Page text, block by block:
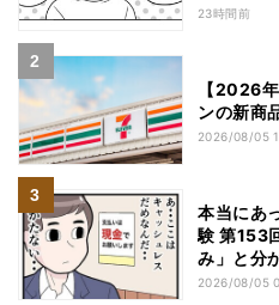
23時間前
【2026
ンの新商
2026/08/05
本当にあ
験 第153
み」と分
的に出し
2026/08/05